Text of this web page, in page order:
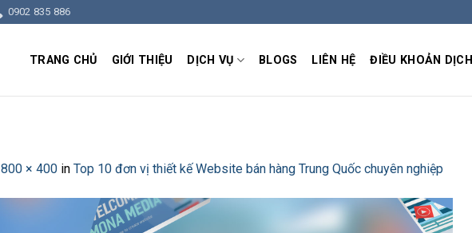
0902 835 886
TRANG CHỦ GIỚI THIỆU DỊCH VỤ BLOGS LIÊN HỆ ĐIỀU KHOẢN
800 × 400 in Top 10 đơn vị thiết kế Website bán hàng Trung Quốc chuyên nghiệp